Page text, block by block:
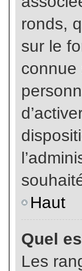
ronds,
sur le
connue
Haut
Quel
Les